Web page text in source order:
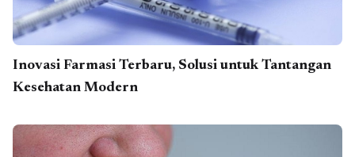
Inovasi Farmasi Terbaru, Solusi untuk Tantangan
Kesehatan Modern